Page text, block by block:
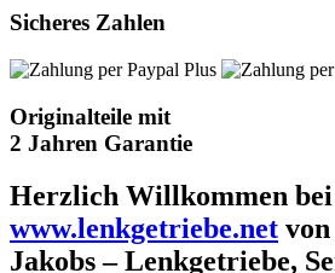
Sicheres Zahlen
Originalteile mit
2 Jahren Garantie
Herzlich Willkommen bei
www.lenkgetriebe.net
Jakobs – Lenkgetriebe,